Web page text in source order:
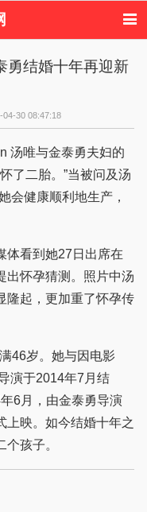
节目
偶像活动
勇结婚十年再迎新
30 08:47:18
了二胎。”当被问及汤
会健康顺利地生产，
看到她27日出席在
出怀孕猜测。照片中汤
隆起，更加重了怀孕传
46岁。她与因电影
演于2014年7月结
6月，由金泰勇导演
上映。如今结婚十年之
孩子。